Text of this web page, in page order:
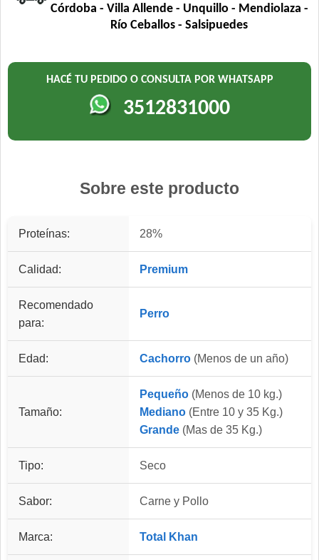
Córdoba - Villa Allende - Unquillo - Mendiolaza -
Río Ceballos - Salsipuedes
HACÉ TU PEDIDO O CONSULTA POR WHATSAPP
3512831000
Sobre este producto
Proteínas: 28%
Calidad: Premium
Recomendado
para:
Perro
Edad: Cachorro (Menos de un año)
Tamaño:
Pequeño (Menos de 10 kg.)
Mediano (Entre 10 y 35 Kg.)
Grande (Mas de 35 Kg.)
Tipo: Seco
Sabor: Carne y Pollo
Marca: Total Khan